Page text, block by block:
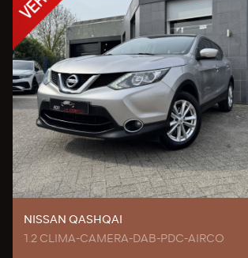
NISSAN QASHQAI
1.2 CLIMA-CAMERA-DAB-PDC-AIRCO